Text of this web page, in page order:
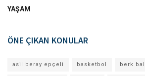
YAŞAM
ÖNE ÇIKAN KONULAR
asil beray epçeli basketbol berk